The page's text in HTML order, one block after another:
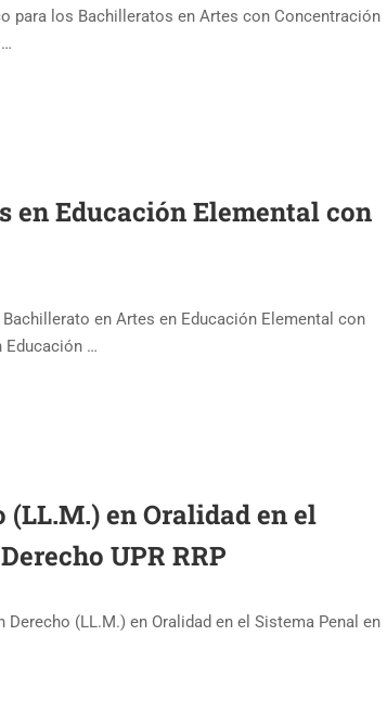
para los Bachilleratos en Artes con Concentración
en Educación Elemental con
en Artes en Educación Elemental con
Educación …
(LL.M.) en Oralidad en el
UPR RRP
(LL.M.) en Oralidad en el Sistema Penal en